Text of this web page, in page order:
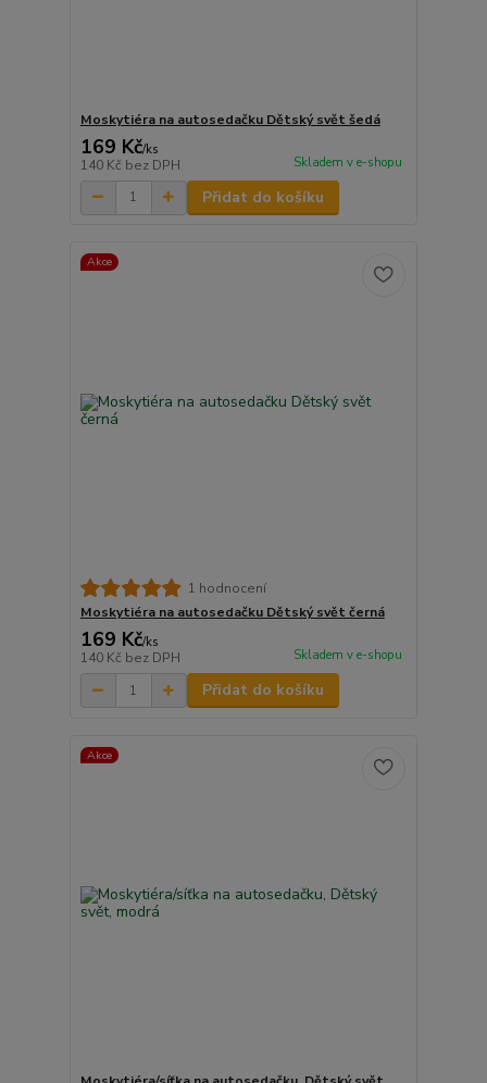
Moskytiéra na autosedačku Dětský svět šedá
169 Kč/ks
140 Kč bez DPH Skladem v e-shopu
Přidat do košíku
Akce
1 hodnocení
Moskytiéra na autosedačku Dětský svět černá
169 Kč/ks
140 Kč bez DPH Skladem v e-shopu
Přidat do košíku
Akce